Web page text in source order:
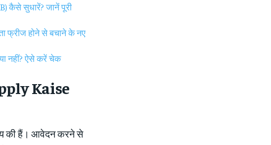
कैसे सुधारें? जानें पूरी
फ्रीज होने से बचाने के नए
नहीं? ऐसे करें चेक
Kaise
की हैं। आवेदन करने से